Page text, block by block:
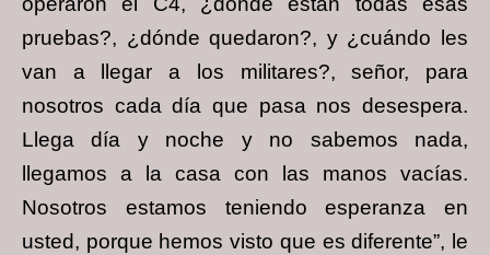
pruebas?, ¿dónde quedaron?, y ¿cuándo les
van a llegar a los militares?, señor, para
nosotros cada día que pasa nos desespera.
Llega día y noche y no sabemos nada,
llegamos a la casa con las manos vacías.
Nosotros estamos teniendo esperanza en
usted, porque hemos visto que es diferente”, le